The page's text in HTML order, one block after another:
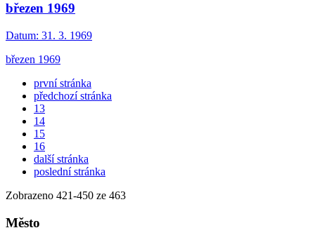
březen 1969
Datum: 31. 3. 1969
březen 1969
první stránka
předchozí stránka
13
14
15
16
další stránka
poslední stránka
Zobrazeno 421-450 ze 463
Město